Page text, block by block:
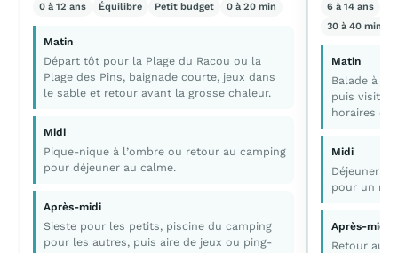
0 à 12 ans Équilibre Petit budget 0 à 20 min
Matin
Départ tôt pour la Plage du Racou ou la
Plage des Pins, baignade courte, jeux dans
le sable et retour avant la grosse chaleur.
Midi
Pique-nique à l’ombre ou retour au camping
pour déjeuner au calme.
Après-midi
Sieste pour les petits, piscine du camping
pour les autres, puis aire de jeux ou ping-
6 à 14 ans
30 à 40 min
Matin
Balade à
puis visite
horaires du
Midi
Déjeuner
pour un
Après-midi
Retour au